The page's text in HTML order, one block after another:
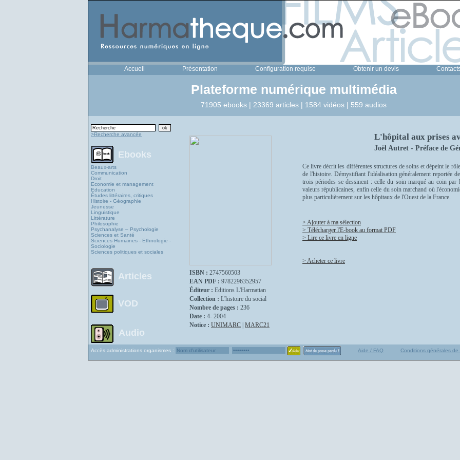
Accueil Présentation Configuration requise Obtenir un devis
Plateforme numérique multimédia
71905 ebooks | 23369 articles | 1584 vidéos | 559 audios
>Recherche avancée
Ebooks
Beaux-arts
Communication
Droit
Economie et management
Education
Études littéraires, critiques
Histoire - Géographie
Jeunesse
Linguistique
Littérature
Philosophie
Psychanalyse – Psychologie
Sciences et Santé
Sciences Humaines - Ethnologie -
Sociologie
Sciences politiques et sociales
Articles
VOD
Audio
ISBN : 2747560503
EAN PDF : 9782296352957
Éditeur : Editions L'Harmattan
Collection : L'histoire du social
Nombre de pages : 236
Date : 4- 2004
Notice : UNIMARC MARC21
L'hôpital aux prises
Joël Autret - Préface de
Ce livre décrit les différentes structures de soins et dépeint le
de l'histoire. Démystifiant l'idéalisation généralement reportée
trois périodes se dessinent : celle du soin marqué au coin
valeurs républicaines, enfin celle du soin marchand où
plus particulièrement sur les hôpitaux de l'Ouest de la France.
> Ajouter à ma sélection
> Télécharger l'E-book au format PDF
> Lire ce livre en ligne
> Acheter ce livre
Accès administrations organismes : Aide / FAQ Conditions générales de